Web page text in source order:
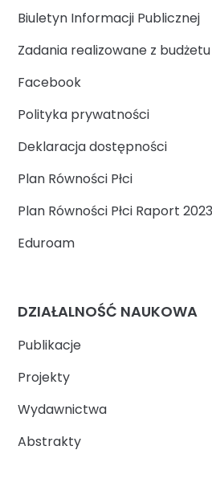
Biuletyn Informacji Publicznej
Zadania realizowane z
Facebook
Polityka prywatności
Deklaracja dostępności
Plan Równości Płci
Plan Równości Płci Raport
Eduroam
DZIAŁALNOŚĆ NAUKOWA
Publikacje
Projekty
Wydawnictwa
Abstrakty